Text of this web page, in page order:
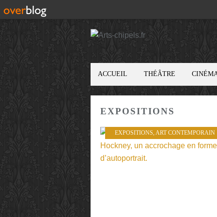
ACCUEIL THÉÂTRE
EXPOSITIONS
EXPOSITIONS ART CONTEMPORAIN